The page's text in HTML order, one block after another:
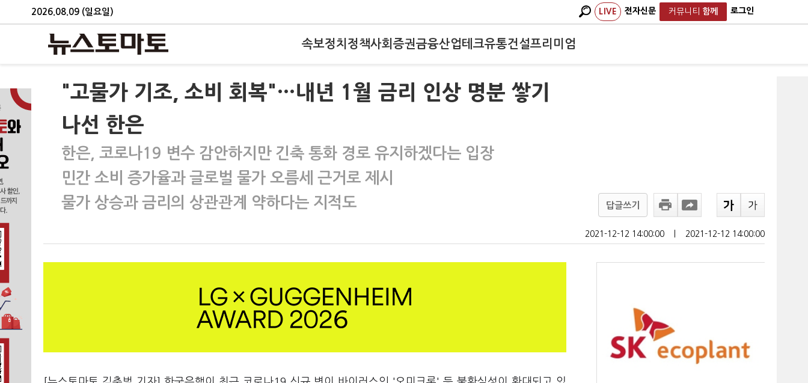
2026.08.09 (일요일) LIVE 전자신문 커뮤니티 함께 로그인
속보정치 정책사회 증권금융산업테크유통건설프리미엄
"고물가 기조, 소비 회복"…내년 1월 금리 인상 명분 쌓기
나선 한은
한은, 코로나19 변수 감안하지만 긴축 통화 경로 유지하겠다는 입장
민간 소비 증가율과 글로벌 물가 오름세 근거로 제시
물가 상승과 금리의 상관관계 약하다는 지적도
답글쓰기
2021-12-12 14:00:00 2021-12-12 14:00:00